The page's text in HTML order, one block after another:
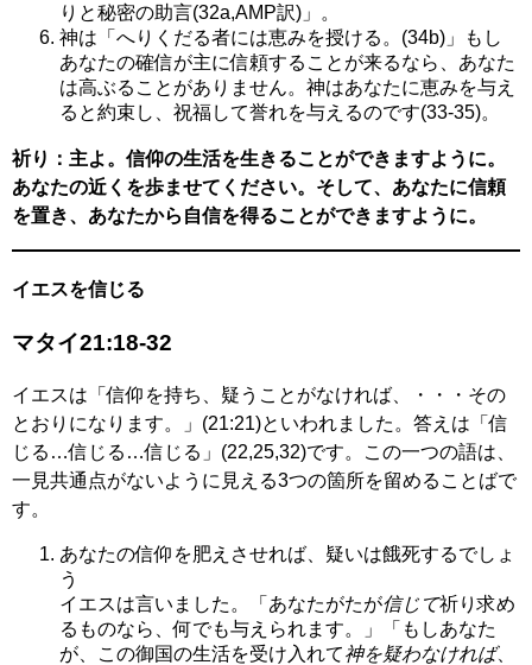
りと秘密の助言(32a,AMP訳)」。
神は「へりくだる者には恵みを授ける。(34b)」もし
あなたの確信が主に信頼することが来るなら、あなた
は高ぶることがありません。神はあなたに恵みを与え
ると約束し、祝福して誉れを与えるのです(33-35)。
祈り：主よ。信仰の生活を生きることができますように。
あなたの近くを歩ませてください。そして、あなたに信頼
を置き、あなたから自信を得ることができますように。
イエスを信じる
マタイ21:18-32
イエスは「信仰を持ち、疑うことがなければ、・・・その
とおりになります。」(21:21)といわれました。答えは「信
じる…信じる…信じる」(22,25,32)です。この一つの語は、
一見共通点がないように見える3つの箇所を留めることばで
す。
あなたの信仰を肥えさせれば、疑いは餓死するでしょ
う
イエスは言いました。「あなたがたが信じて祈り求め
るものなら、何でも与えられます。」「もしあなた
が、この御国の生活を受け入れて神を疑わなければ、